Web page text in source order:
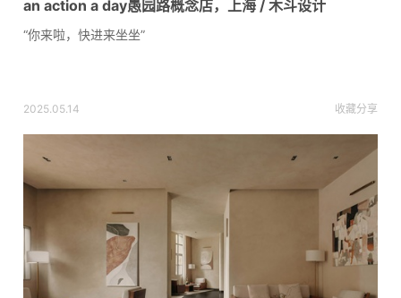
an action a day愚园路概念店，上海 / 木斗设计
“你来啦，快进来坐坐”
2025.05.14 收藏分享